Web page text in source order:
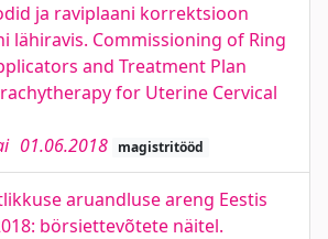
ja raviplaani korrektsioon
lähiravis. Commissioning of Ring
and Treatment Plan
for Uterine Cervical
01.06.2018 magistritööd
aruandluse areng Eestis
börsiettevõtete näitel.